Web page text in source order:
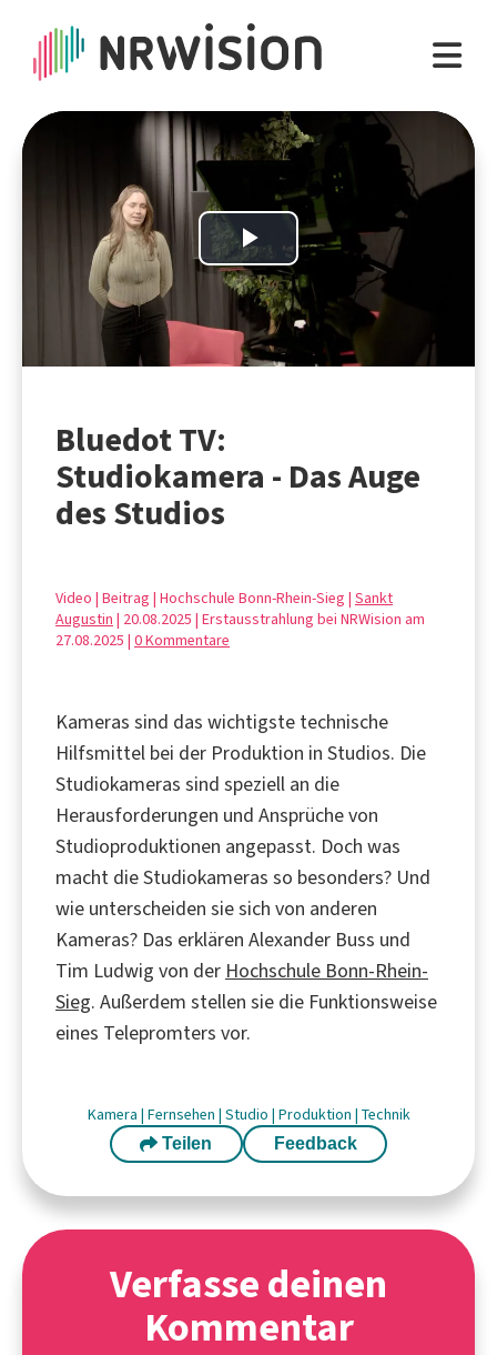
Play
Video
Bluedot TV:
Studiokamera - Das Auge
des Studios
Video | Beitrag | Hochschule Bonn-Rhein-Sieg | Sankt
Augustin | 20.08.2025 | Erstausstrahlung bei NRWision am
27.08.2025 | 0 Kommentare
Kameras sind das wichtigste technische
Hilfsmittel bei der Produktion in Studios. Die
Studiokameras sind speziell an die
Herausforderungen und Ansprüche von
Studioproduktionen angepasst. Doch was
macht die Studiokameras so besonders? Und
wie unterscheiden sie sich von anderen
Kameras? Das erklären Alexander Buss und
Tim Ludwig von der Hochschule Bonn-Rhein-
Sieg. Außerdem stellen sie die Funktionsweise
eines Telepromters vor.
Kamera | Fernsehen | Studio | Produktion | Technik
Teilen Feedback
Verfasse deinen
Kommentar